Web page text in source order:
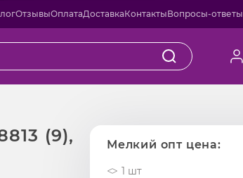
ОтзывыОплатаДоставкаКонтактыВопросы-ответы
(9),
Мелкий опт цена:
1 шт